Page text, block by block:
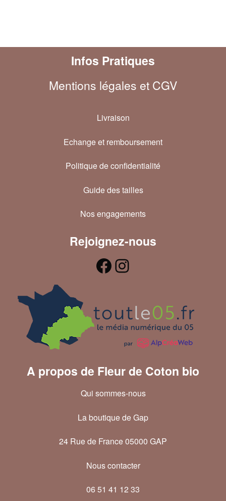
Infos Pratiques
Mentions légales et CGV
Livraison
Echange et remboursement
Politique de confidentialité
Guide des tailles
Nos engagements
Rejoignez-nous
A propos de Fleur de Coton bio
Qui sommes-nous
La boutique de Gap
24 Rue de France 05000 GAP
Nous contacter
06 51 41 12 33